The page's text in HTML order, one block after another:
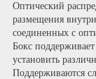
Оптический
размещения
соединенных с
Бокс
установить
Поддерживаются